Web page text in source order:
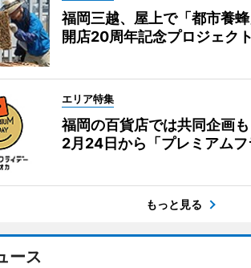
福岡三越、屋上で「都市養蜂
開店20周年記念プロジェク
エリア特集
福岡の百貨店では共同企画も
2月24日から「プレミアムフ
もっと見る
ース